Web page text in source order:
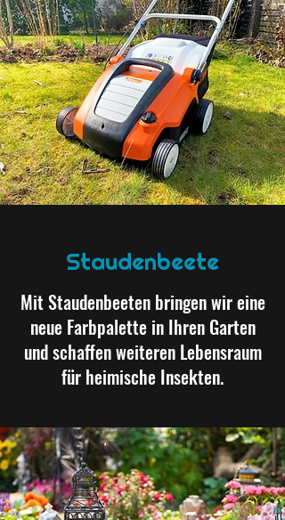
Staudenbeete
Mit Staudenbeeten bringen wir eine
neue Farbpalette in Ihren Garten
und schaffen weiteren Lebensraum
für heimische Insekten.